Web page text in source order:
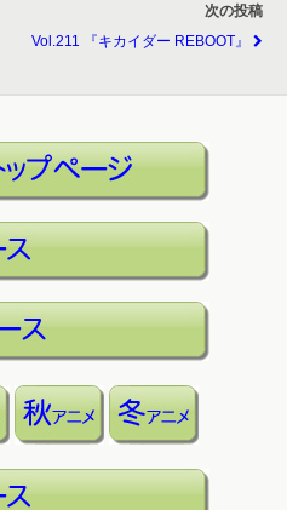
次の投稿
Vol.211 『キカイダー REBOOT』